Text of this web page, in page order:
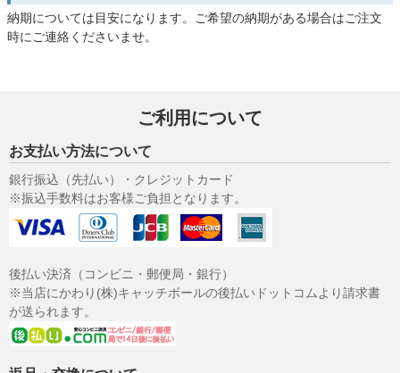
納期については目安になります。ご希望の納期がある場合はご注文
時にご連絡くださいませ。
ご利用について
お支払い方法について
銀行振込（先払い）・クレジットカード
※振込手数料はお客様ご負担となります。
後払い決済（コンビニ・郵便局・銀行）
※当店にかわり(株)キャッチボールの後払いドットコムより請求書
が送られます。